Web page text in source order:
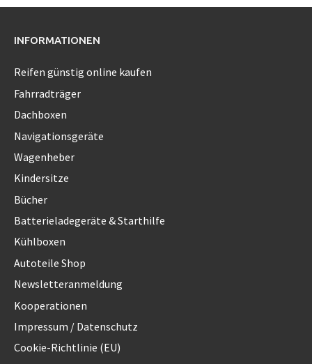
INFORMATIONEN
Reifen günstig online kaufen
Fahrradträger
Dachboxen
Navigationsgeräte
Wagenheber
Kindersitze
Bücher
Batterieladegeräte & Starthilfe
Kühlboxen
Autoteile Shop
Newsletteranmeldung
Kooperationen
Impressum / Datenschutz
Cookie-Richtlinie (EU)